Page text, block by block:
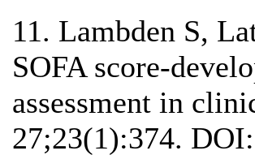
11. Lambden S,
SOFA score-
assessment in
27;23(1):374.